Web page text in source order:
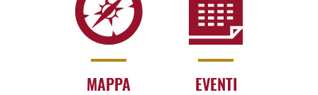
MAPPA EVENTI